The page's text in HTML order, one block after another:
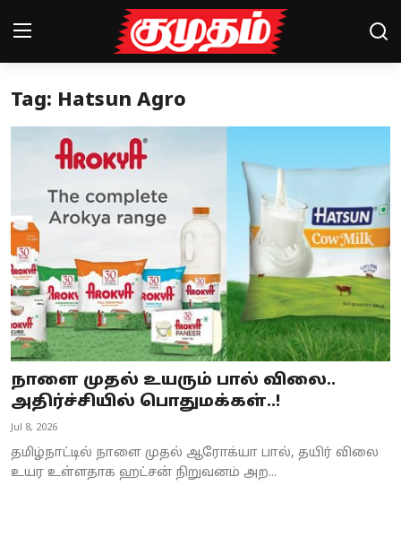
Home
Magazines
Games
Cinema
Videos
Health
Sports
Special Story
Business
Crime
Tag: Hatsun Agro
நாளை முதல் உயரும் பால் விலை..
அதிர்ச்சியில் பொதுமக்கள்..!
Jul 8, 2026
தமிழ்நாட்டில் நாளை முதல் ஆரோக்யா பால், தயிர் விலை
உயர உள்ளதாக ஹட்சன் நிறுவனம் அற...